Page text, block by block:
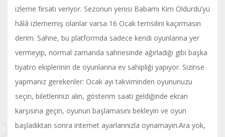
izleme fırsatı veriyor. Sezonun yenisi Babamı Kim Öldürdü’yü
hâlâ izlememiş olanlar varsa 16 Ocak temsilini kaçırmasın
derim. Sahne, bu platformda sadece kendi oyunlarına yer
vermeyip, normal zamanda sahnesinde ağırladığı gibi başka
tiyatro ekiplerinin de oyunlarına ev sahipliği yapıyor. Sizinse
yapmanız gerekenler: Ocak ayı takviminden oyununuzu
seçin, biletlerinizi alın, gösterim saati geldiğinde ekran
karşısına geçin, oyunun başlamasını bekleyin ve oyun
başladıktan sonra internet ayarlarınızla oynamayın.Ara yok,